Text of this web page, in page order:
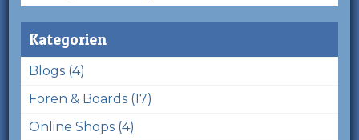
Kategorien
Blogs (4)
Foren & Boards (17)
Online Shops (4)